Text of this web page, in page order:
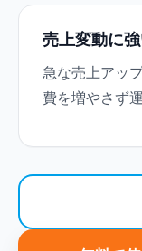
売上変動に
急な売上アッ
費を増やさず